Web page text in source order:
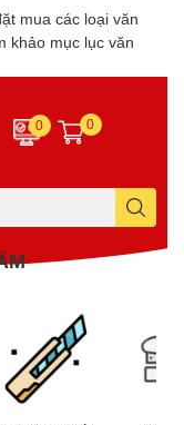
mua các loại văn
khảo mục lục văn